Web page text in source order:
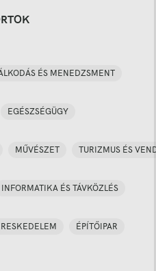
ÉS MENEDZSMENT
EGÉSZSÉGÜGY
MŰVÉSZET TURIZMUS ÉS
INFORMATIKA ÉS TÁVKÖZLÉS
ÉPÍTŐIPAR